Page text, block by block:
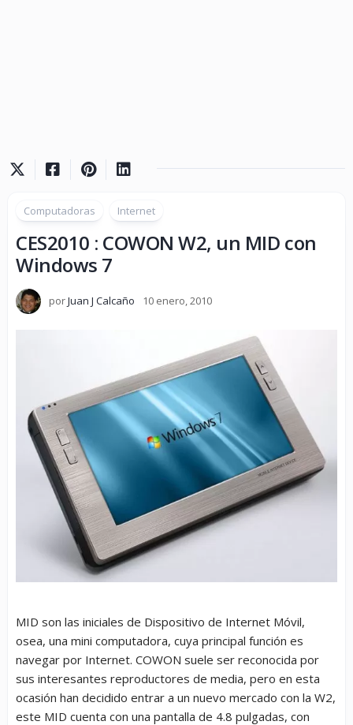
Computadoras Internet
CES2010 : COWON W2, un MID con
Windows 7
porJuan J Calcaño 10 enero, 2010
MID son las iniciales de Dispositivo de Internet Móvil,
osea, una mini computadora, cuya principal función es
navegar por Internet. COWON suele ser reconocida por
sus interesantes reproductores de media, pero en esta
ocasión han decidido entrar a un nuevo mercado con la W2,
este MID cuenta con una pantalla de 4.8 pulgadas, con